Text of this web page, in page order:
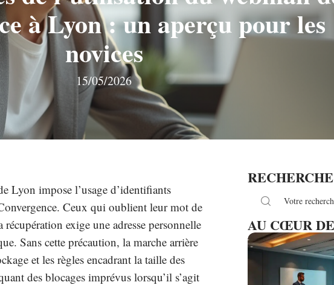
à Lyon : un aperçu pour les
novices
15/05/2026
Lyon impose l’usage d’identifiants
Ceux qui oublient leur mot de
exige une adresse personnelle
Sans cette précaution, la marche arrière
et les règles encadrant la taille des
des blocages imprévus lorsqu’il s’agit
RECHERCHE
AU CŒUR